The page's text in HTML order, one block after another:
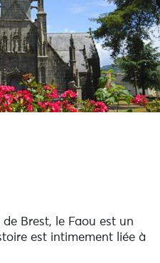
Brest, le Faou est un
est intimement liée à